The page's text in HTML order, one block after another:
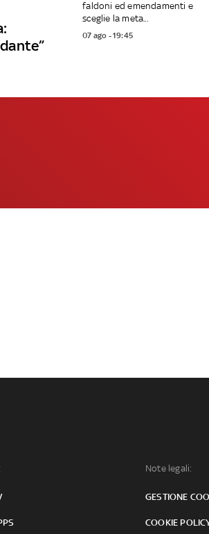
faldoni ed emendamenti e
sceglie la meta...
07 ago - 19:45
Note legali:
GESTIONE
COOKIE